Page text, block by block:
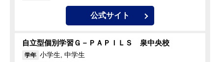
公式サイト
自立型個別学習Ｇ－ＰＡＰＩＬＳ 泉中央校
学年 小学生, 中学生